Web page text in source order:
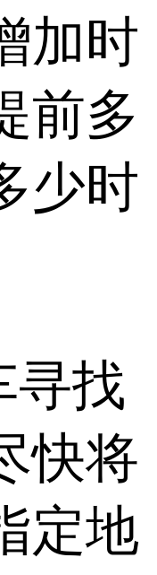
加时
前多
少时
寻找
快将
定地